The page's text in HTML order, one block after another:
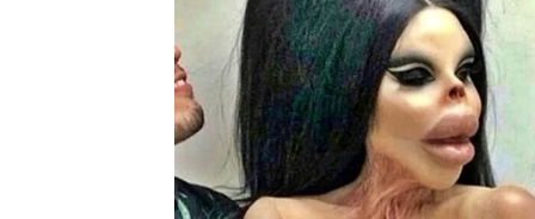
Jedan razgovor mogao bi vam potpuno
Sreća dolazi kroz ljude
Pred vama su veoma uzbudljivi dani.